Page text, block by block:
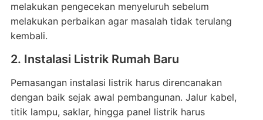
melakukan pengecekan menyeluruh sebelum
melakukan perbaikan agar masalah tidak terulang
kembali.
2. Instalasi Listrik Rumah Baru
Pemasangan instalasi listrik harus direncanakan
dengan baik sejak awal pembangunan. Jalur kabel,
titik lampu, saklar, hingga panel listrik harus